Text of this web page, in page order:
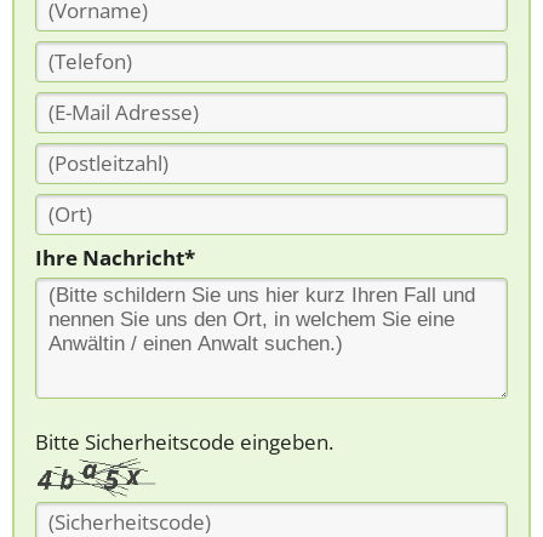
Ihre Nachricht*
Bitte Sicherheitscode eingeben.